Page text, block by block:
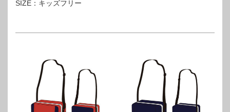
SIZE：キッズフリー